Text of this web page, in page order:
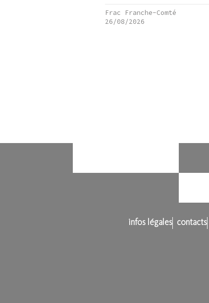
Frac Franche-Comté
26/08/2026
infos légales contacts